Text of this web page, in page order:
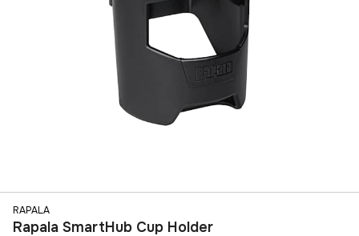
RAPALA
Rapala SmartHub Cup Holder